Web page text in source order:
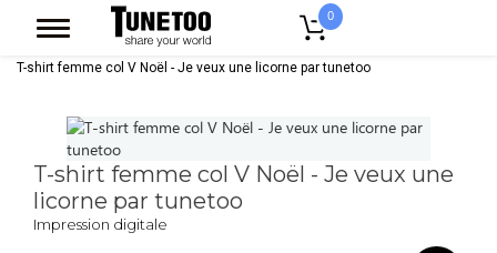
0
Vêtement Femme T-shirt Femme
T-shirt femme col V Noël - Je veux une licorne par tunetoo
T-shirt femme col V Noël - Je veux une
licorne par tunetoo
Impression digitale